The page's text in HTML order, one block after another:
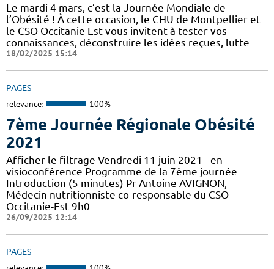
Le mardi 4 mars, c’est la Journée Mondiale de
l’Obésité ! À cette occasion, le CHU de Montpellier et
le CSO Occitanie Est vous invitent à tester vos
connaissances, déconstruire les idées reçues, lutte
18/02/2025 15:14
PAGES
relevance: 100%
7ème Journée Régionale Obésité
2021
Afficher le filtrage Vendredi 11 juin 2021 - en
visioconférence Programme de la 7ème journée
Introduction (5 minutes) Pr Antoine AVIGNON,
Médecin nutritionniste co-responsable du CSO
Occitanie-Est 9h0
26/09/2025 12:14
PAGES